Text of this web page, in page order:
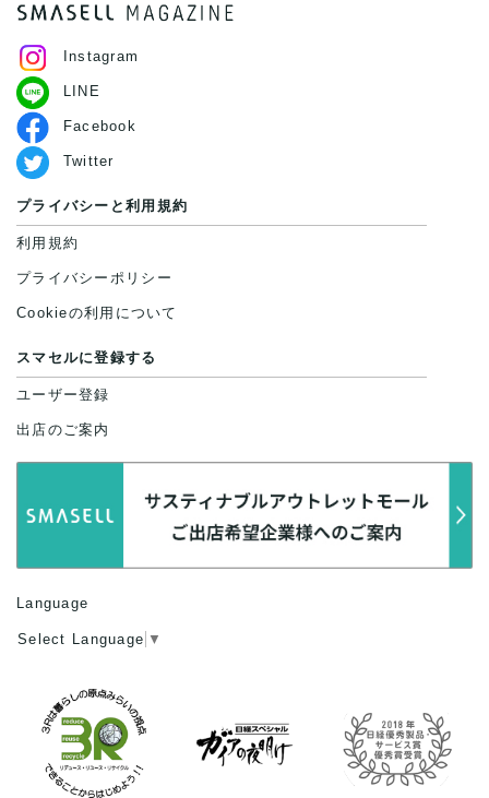
Instagram
LINE
Facebook
Twitter
プライバシーと利用規約
利用規約
プライバシーポリシー
Cookieの利用について
スマセルに登録する
ユーザー登録
出店のご案内
Language
Select Language ▼